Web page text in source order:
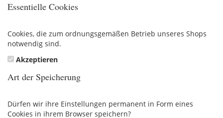
Essentielle Cookies
Cookies, die zum ordnungsgemäßen Betrieb unseres Shops
notwendig sind.
Akzeptieren
Art der Speicherung
Dürfen wir ihre Einstellungen permanent in Form eines
Cookies in ihrem Browser speichern?